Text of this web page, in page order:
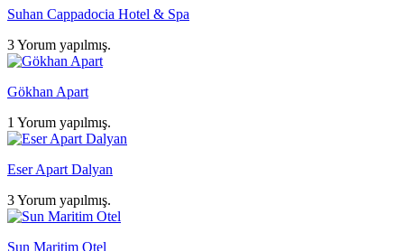
Suhan Cappadocia Hotel & Spa
3 Yorum yapılmış.
Gökhan Apart
1 Yorum yapılmış.
Eser Apart Dalyan
3 Yorum yapılmış.
Sun Maritim Otel